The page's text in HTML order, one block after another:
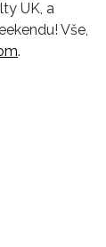
UK, a
Vše,
.